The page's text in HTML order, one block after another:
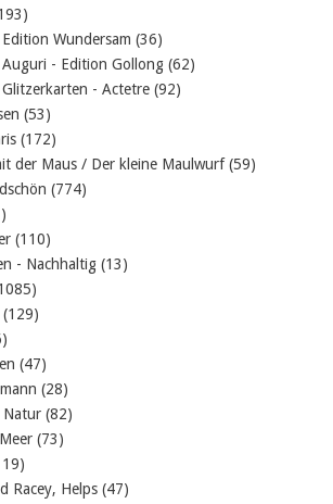
Wundersam (36)
- Edition Gollong (62)
- Actetre (92)
(53)
(172)
der Maus / Der kleine Maulwurf (59)
(774)
(110)
- Nachhaltig (13)
(129)
(47)
(28)
Natur (82)
(73)
Racey, Helps (47)